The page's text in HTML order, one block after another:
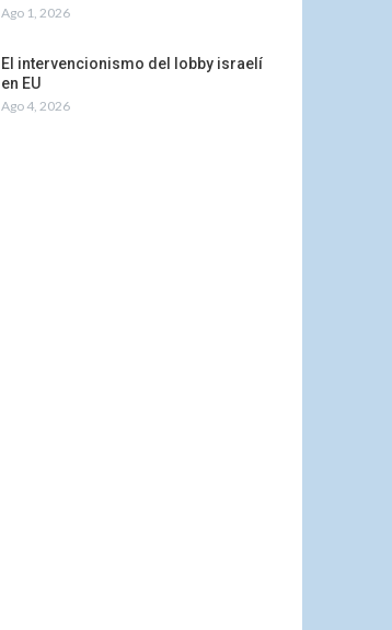
Ago 1, 2026
El intervencionismo del lobby israelí
en EU
Ago 4, 2026